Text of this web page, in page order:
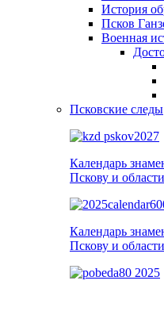
История
Псков
Военная
Псковские следы
Календарь
Пскову и
Календарь
Пскову и